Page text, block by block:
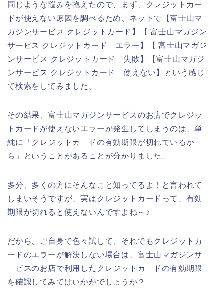
同じような悩みを抱えたので、まず、クレジットカー
ドが使えない原因を調べるため、ネットで【富士山マ
ガジンサービス クレジットカード】【 富士山マガジン
サービス クレジットカード エラー】【 富士山マガジ
ンサービス クレジットカード 失敗】【富士山マガジ
ンサービス クレジットカード 使えない】という感じ
で検索をしてみました。
その結果、富士山マガジンサービスのお店でクレジッ
トカードが使えないエラーが発生してしまうのは、単
純に「クレジットカードの有効期限が切れているか
ら」ということがあることが分かりました。
多分、多くの方にそんなこと知ってるよ！と言われて
しまいそうですが、実はクレジットカードって、有効
期限が切れると使えないんですよね～♪
だから、ご自身で色々試して、それでもクレジットカ
ードのエラーが解決しない場合は、富士山マガジンサ
ービスのお店で利用したクレジットカードの有効期限
を確認してみてはいかがでしょうか？